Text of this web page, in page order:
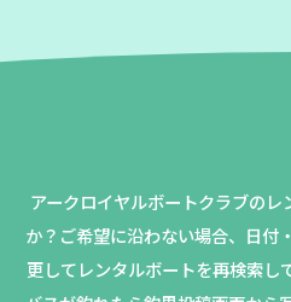
アークロイヤルボートクラブの
か？ ご希望に沿わない場合、日付
更してレンタルボートを再検索し